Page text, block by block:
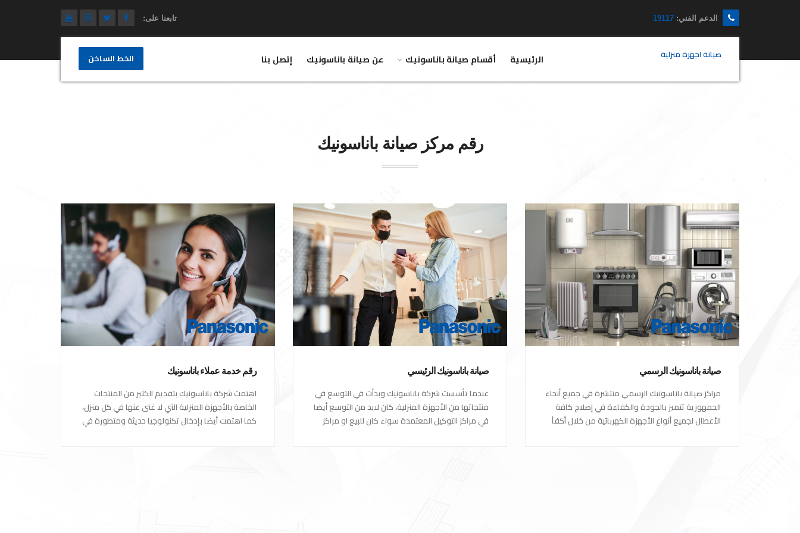
الدعم الفني: 19117 تابعنا على:
صيانة اجهزة منزلية الرئيسية أقسام صيانة باناسونيك عن صيانة باناسونيك إتصل بنا الخط الساخن
رقم مركز صيانةباناسونيك
صيانة باناسونيك الرسمي
مراكز صيانة باناسونيك الرسمي منتشرة في جميع أنحاء
الجمهورية تتميز بالجودة والكفاءة في إصلاح كافة
الأعطال لجميع أنواع الأجهزة الكهربائية من خلال أكفأ
صيانة باناسونيك الرئيسي
عندما تأسست شركة باناسونيك وبدأت في التوسع في
منتجاتها من الأجهزة المنزلية، كان لابد من التوسع أيضا
في مراكز التوكيل المعتمدة سواء كان للبيع او مراكز
رقم خدمة عملاء باناسونيك
اهتمت شركة باناسونيك بتقديم الكثير من المنتجات
الخاصة بالأجهزة المنزلية التي لا غنى عنها في كل منزل،
كما اهتمت أيضا بإدخال تكنولوجيا حديثة ومتطورة في